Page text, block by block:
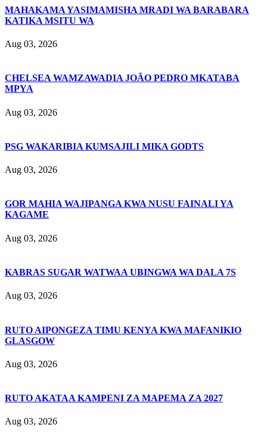
MAHAKAMA YASIMAMISHA MRADI WA BARABARA
KATIKA MSITU WA
Aug 03, 2026
CHELSEA WAMZAWADIA JOÃO PEDRO MKATABA
MPYA
Aug 03, 2026
PSG WAKARIBIA KUMSAJILI MIKA GODTS
Aug 03, 2026
GOR MAHIA WAJIPANGA KWA NUSU FAINALI YA
KAGAME
Aug 03, 2026
KABRAS SUGAR WATWAA UBINGWA WA DALA 7S
Aug 03, 2026
RUTO AIPONGEZA TIMU KENYA KWA MAFANIKIO
GLASGOW
Aug 03, 2026
RUTO AKATAA KAMPENI ZA MAPEMA ZA 2027
Aug 03, 2026